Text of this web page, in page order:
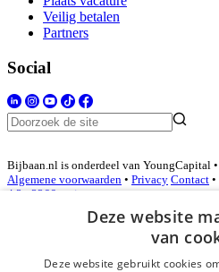
Veilig betalen
Partners
Social
Bijbaan.nl is onderdeel van YoungCapital
Algemene voorwaarden • Privacy Contact •
4.3 - 3366 reviews
Inloggen als bedrijf
Deze website
van
Deze website gebruikt cookies